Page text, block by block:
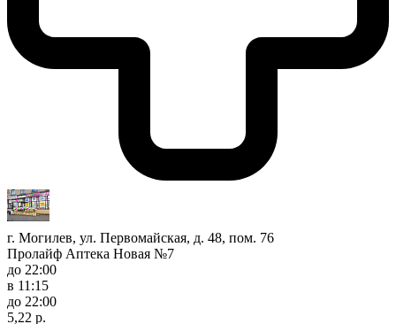
г. Могилев, ул. Первомайская, д. 48, пом. 76
Пролайф Аптека Новая №7
до 22:00
в 11:15
до 22:00
5,22 р.